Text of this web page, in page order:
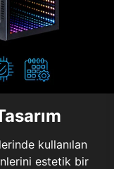
kullanılan
estetik bir